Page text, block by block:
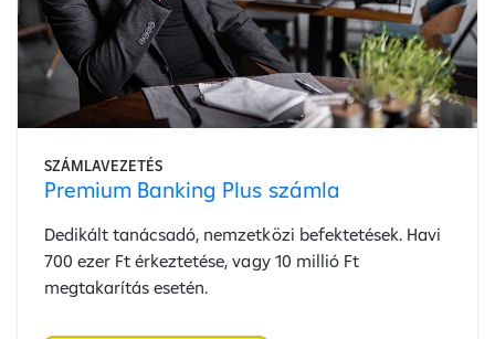
SZÁMLAVEZETÉS
Premium Banking Plus számla
Dedikált tanácsadó, nemzetközi befektetések. Havi
700 ezer Ft érkeztetése, vagy 10 millió Ft
megtakarítás esetén.